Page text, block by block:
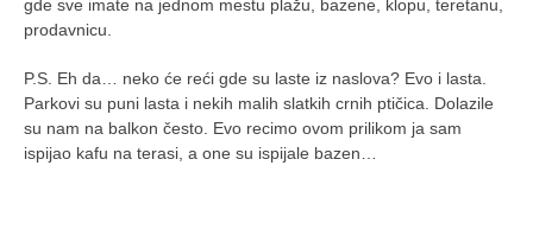
gde sve imate na jednom mestu plažu, bazene, klopu, teretanu,
prodavnicu.
P.S. Eh da… neko će reći gde su laste iz naslova? Evo i lasta.
Parkovi su puni lasta i nekih malih slatkih crnih ptičica. Dolazile
su nam na balkon često. Evo recimo ovom prilikom ja sam
ispijao kafu na terasi, a one su ispijale bazen…